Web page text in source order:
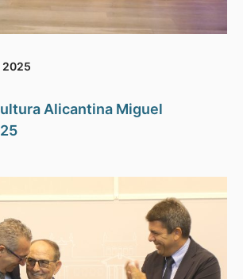
2025
Alicantina Miguel